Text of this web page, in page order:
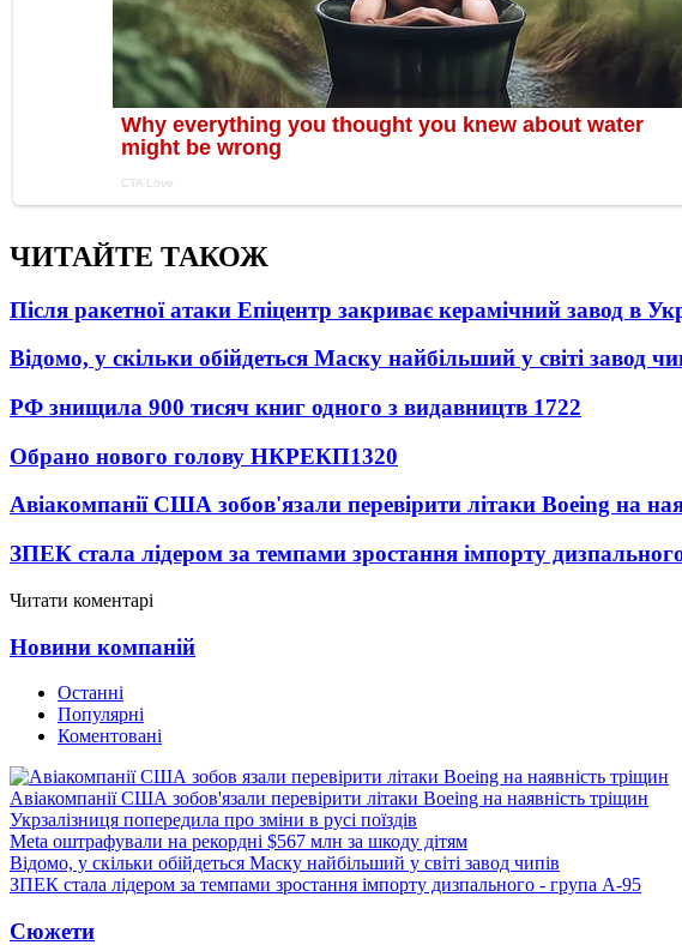
ЧИТАЙТЕ ТАКОЖ
Після ракетної атаки Епіцентр закриває керамічний завод в
Відомо, у скільки обійдеться Маску найбільший у світі завод
РФ знищила 900 тисяч книг одного з видавництв 1722
Обрано нового голову НКРЕКП1320
Авіакомпанії США зобов'язали перевірити літаки Boeing на
ЗПЕК стала лідером за темпами зростання імпорту
Читати коментарі
Новини компаній
Останні
Популярні
Коментовані
Авіакомпанії США зобов'язали перевірити літаки Boeing на наявність тріщин
Укрзалізниця попередила про зміни в русі поїздів
Meta оштрафували на рекордні $567 млн за шкоду дітям
Відомо, у скільки обійдеться Маску найбільший у світі завод чипів
ЗПЕК стала лідером за темпами зростання імпорту дизпального - група А-95
Сюжети